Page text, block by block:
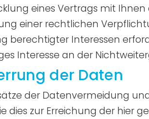
eines Vertrags mit Ihnen
einer rechtlichen
berechtigter Interessen
Interesse an der
der Daten
der Datenvermeidung
dies zur Erreichung der hier